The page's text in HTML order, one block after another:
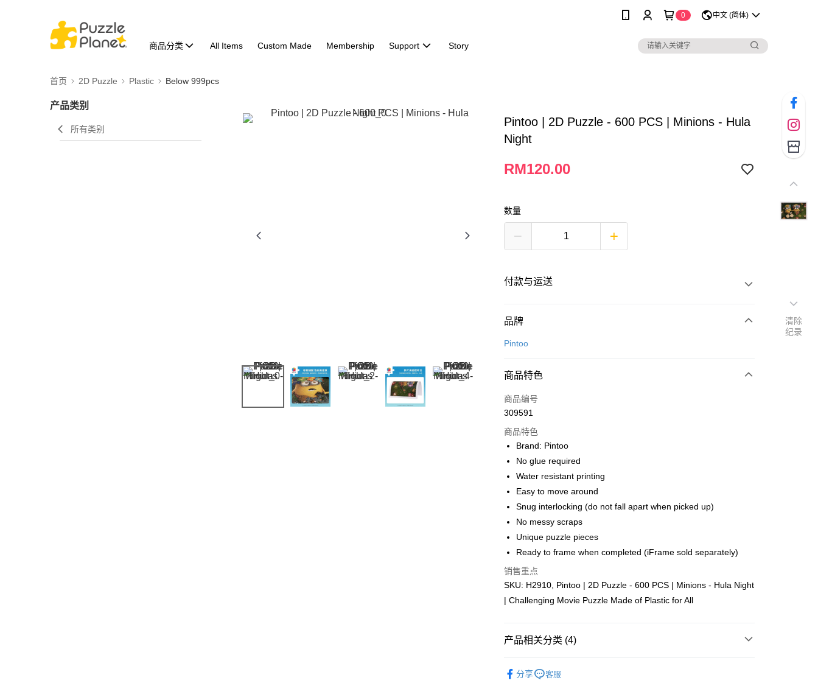
0 中文 (简体)
商品分类 All Items Custom Made Membership Support Story
首页 2D Puzzle Plastic Below 999pcs
产品类别
所有类别
Pintoo | 2D Puzzle - 600 PCS | Minions - Hula
Night
RM120.00
数量
付款与运送
付款方式
信用卡一次付清
相关说明
伊斯兰银行、AmBank、BSN Bank
Touch 'n Go
GrabPay
Free Shipping (Min RM100) within West Malaysia!
Free Shipping (Min RM100.00) within West Malaysia!
品牌
Pintoo
商品特色
商品编号
309591
商品特色
Brand: Pintoo
No glue required
Water resistant printing
Easy to move around
Snug interlocking (do not fall apart when picked up)
No messy scraps
Unique puzzle pieces
Ready to frame when completed (iFrame sold separately)
销售重点
SKU: H2910, Pintoo | 2D Puzzle - 600 PCS | Minions - Hula Night
| Challenging Movie Puzzle Made of Plastic for All
产品相关分类 (4)
分享 客服
清除
纪录